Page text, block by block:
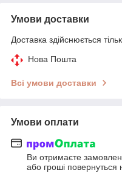
Умови доставки
Доставка здійснюється
Нова Пошта
Всі умови доставки
Умови оплати
Ви отримаєте
або гроші повернуться